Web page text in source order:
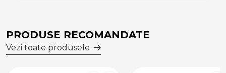
PRODUSE RECOMANDATE
Vezi toate produsele